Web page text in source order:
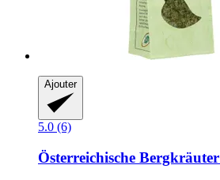
Ajouter
5.0 (6)
Österreichische Bergkräuter